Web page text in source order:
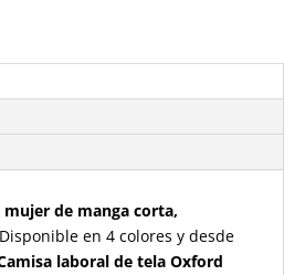
de manga corta,
en 4 colores y desde
laboral de tela Oxford